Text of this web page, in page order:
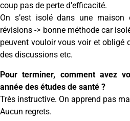
coup pas de perte d’efficacité.
On s’est isolé dans une maison
révisions -> bonne méthode car
peuvent vouloir vous voir et obligé
des discussions etc.
Pour terminer, comment avez
année des études de santé ?
Très instructive. On apprend pas
Aucun regrets.